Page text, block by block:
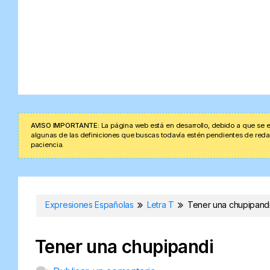
AVISO IMPORTANTE: La página web está en desarrollo, debido a que
algunas de las definiciones que buscas todavía estén pendientes de
paciencia.
Expresiones Españolas Letra T Tener una chupipandi
Tener una chupipandi